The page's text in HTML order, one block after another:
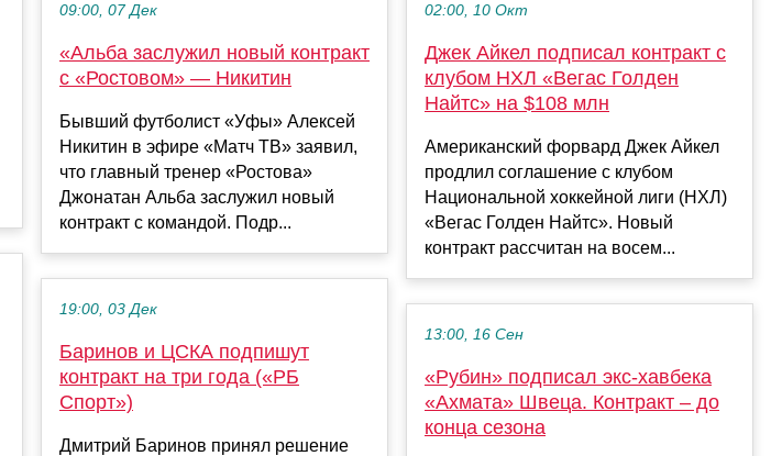
09:00, 07 Дек
«Альба заслужил новый контракт
с «Ростовом» — Никитин
Бывший футболист «Уфы» Алексей
Никитин в эфире «Матч ТВ» заявил,
что главный тренер «Ростова»
Джонатан Альба заслужил новый
контракт с командой. Подр...
19:00, 03 Дек
Баринов и ЦСКА подпишут
контракт на три года («РБ
Спорт»)
Дмитрий Баринов принял решение
02:00, 10 Окт
Джек Айкел подписал контракт с
клубом НХЛ «Вегас Голден
Найтс» на $108 млн
Американский форвард Джек Айкел
продлил соглашение с клубом
Национальной хоккейной лиги (НХЛ)
«Вегас Голден Найтс». Новый
контракт рассчитан на восем...
13:00, 16 Сен
«Рубин» подписал экс-хавбека
«Ахмата» Швеца. Контракт – до
конца сезона